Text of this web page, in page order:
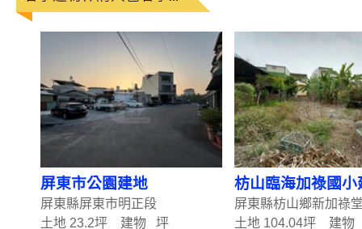
屏東市公園建地
屏東縣屏東市明正段
土地 23.2坪 建物 坪
枋山臨海加祿國小
屏東縣枋山鄉新加祿
土地 104.04坪 建物